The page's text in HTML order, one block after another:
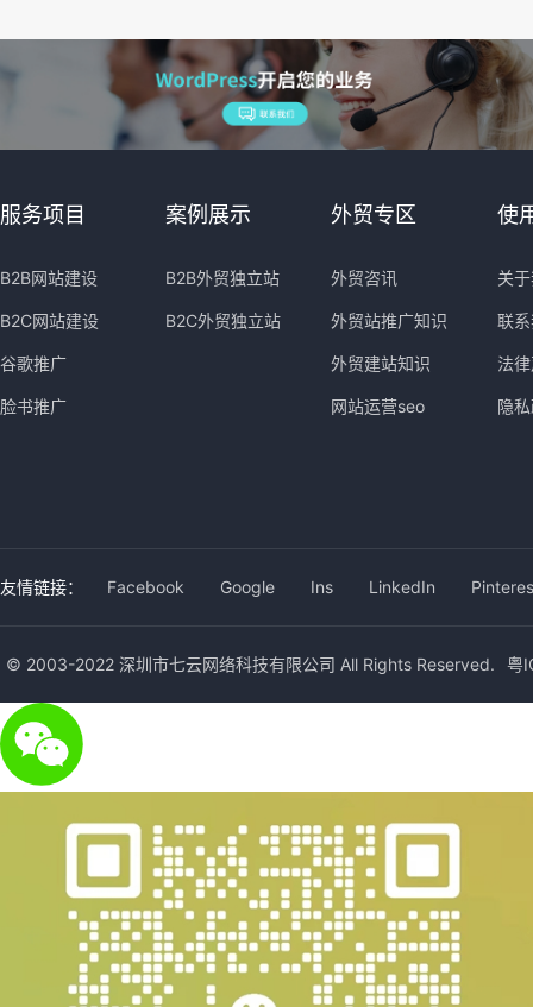
服务项目
B2B网站建设
B2C网站建设
谷歌推广
脸书推广
案例展示
B2B外贸独立站
B2C外贸独立站
外贸专区
外贸咨讯
外贸站推广知识
外贸建站知识
网站运营seo
使
关
联
法
隐
友情链接： Facebook Google Ins LinkedIn
© 2003-2022 深圳市七云网络科技有限公司 All Rights Reserved. 粤